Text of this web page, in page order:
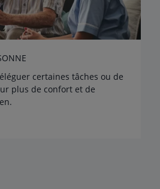
certaines tâches ou de
plus de confort et de